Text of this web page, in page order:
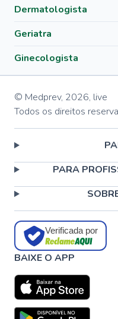
Dermatologista
Geriatra
Ginecologista
© Medprev, 2026, live
Todos os direitos
PARA
Verificada por
BAIXE O APP